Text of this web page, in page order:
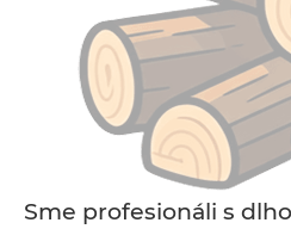
Sme profesionáli s